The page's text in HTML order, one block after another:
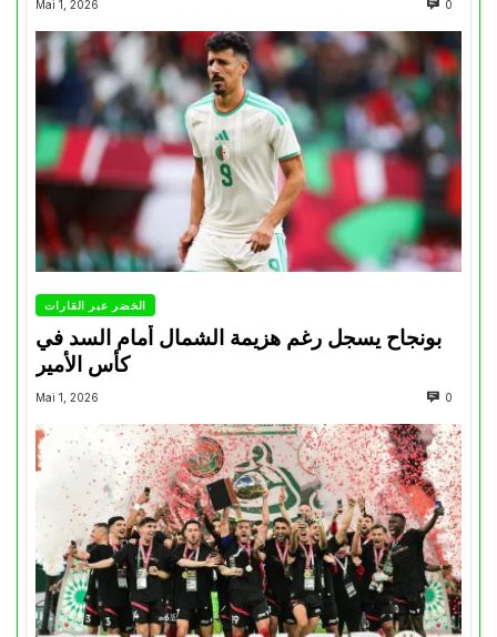
Mai 1, 2026 0
الخضر عبر القارات
بونجاح يسجل رغم هزيمة الشمال أمام السد في
كأس الأمير
Mai 1, 2026 0